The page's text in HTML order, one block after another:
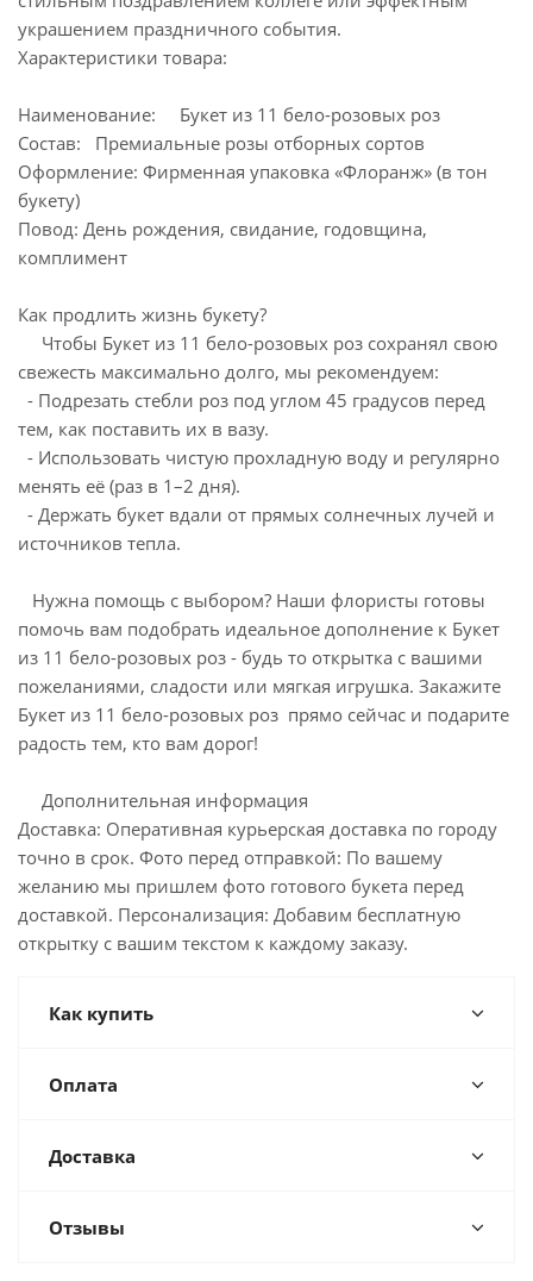
украшением праздничного события.
Характеристики товара:
Наименование: Букет из 11 бело-розовых роз
Состав: Премиальные розы отборных сортов
Оформление: Фирменная упаковка «Флоранж» (в тон
букету)
Повод: День рождения, свидание, годовщина,
комплимент
Как продлить жизнь букету?
Чтобы Букет из 11 бело-розовых роз сохранял свою
свежесть максимально долго, мы рекомендуем:
- Подрезать стебли роз под углом 45 градусов перед
тем, как поставить их в вазу.
- Использовать чистую прохладную воду и регулярно
менять её (раз в 1–2 дня).
- Держать букет вдали от прямых солнечных лучей и
источников тепла.
Нужна помощь с выбором? Наши флористы готовы
помочь вам подобрать идеальное дополнение к Букет
из 11 бело-розовых роз - будь то открытка с вашими
пожеланиями, сладости или мягкая игрушка. Закажите
Букет из 11 бело-розовых роз прямо сейчас и подарите
радость тем, кто вам дорог!
Дополнительная информация
Доставка: Оперативная курьерская доставка по городу
точно в срок. Фото перед отправкой: По вашему
желанию мы пришлем фото готового букета перед
доставкой. Персонализация: Добавим бесплатную
открытку с вашим текстом к каждому заказу.
Как купить
Оплата
Доставка
Отзывы